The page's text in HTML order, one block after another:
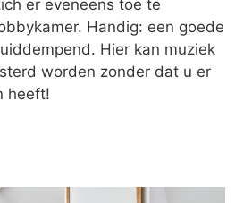
er eveneens toe te
Handig: een goede
Hier kan muziek
worden zonder dat u er
heeft!